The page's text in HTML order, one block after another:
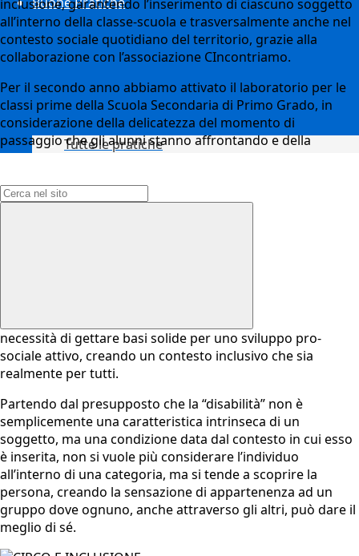
Tutte le pratiche
inclusione, garantendo l’inserimento di ciascuno soggetto
all’interno della classe-scuola e trasversalmente anche nel
contesto sociale quotidiano del territorio, grazie alla
collaborazione con l’associazione CIncontriamo.
Per il secondo anno abbiamo attivato il laboratorio per le
classi prime della Scuola Secondaria di Primo Grado, in
considerazione della delicatezza del momento di
passaggio che gli alunni stanno affrontando e della
necessità di gettare basi solide per uno sviluppo pro-
sociale attivo, creando un contesto inclusivo che sia
realmente per tutti.
Partendo dal presupposto che la “disabilità” non è
semplicemente una caratteristica intrinseca di un
soggetto, ma una condizione data dal contesto in cui esso
è inserita, non si vuole più considerare l’individuo
all’interno di una categoria, ma si tende a scoprire la
persona, creando la sensazione di appartenenza ad un
gruppo dove ognuno, anche attraverso gli altri, può dare il
meglio di sé.